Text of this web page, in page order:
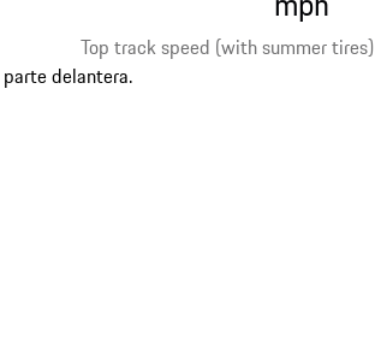
Top track speed (with summer tires)